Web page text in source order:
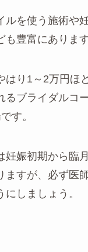
ルを使う施術や
も豊富にあります
はり1～2万円ほ
るブライダルコ
す。
妊娠初期から臨
ますが、必ず医
にしましょう。